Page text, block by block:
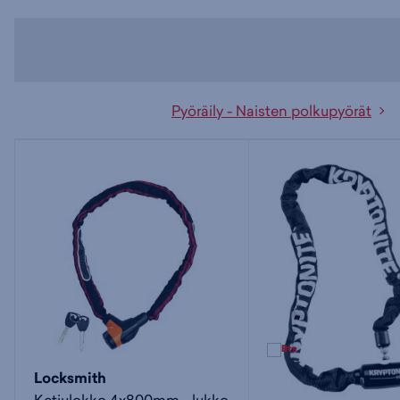
Pyöräily - Naisten polkupyörät
Locksmith